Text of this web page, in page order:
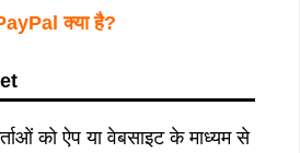
क्या है?
को ऐप या वेबसाइट के माध्यम से